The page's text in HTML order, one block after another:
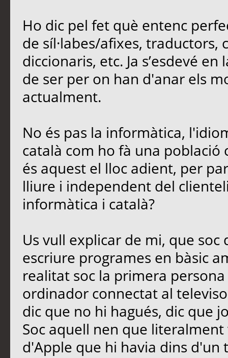
Ho dic pel fet què entenc
de síl·labes/afixes, traductors,
diccionaris, etc. Ja s’esdevé
de ser per on han d'anar els
actualment.
No és pas la informàtica,
català com ho fà una població
és aquest el lloc adient, per
lliure i independent del
informàtica i català?
Us vull explicar de mi, que
escriure programes en bàsic
realitat soc la primera
ordinador connectat al
dic que no hi hagués, dic que
Soc aquell nen que
d'Apple que hi havia dins